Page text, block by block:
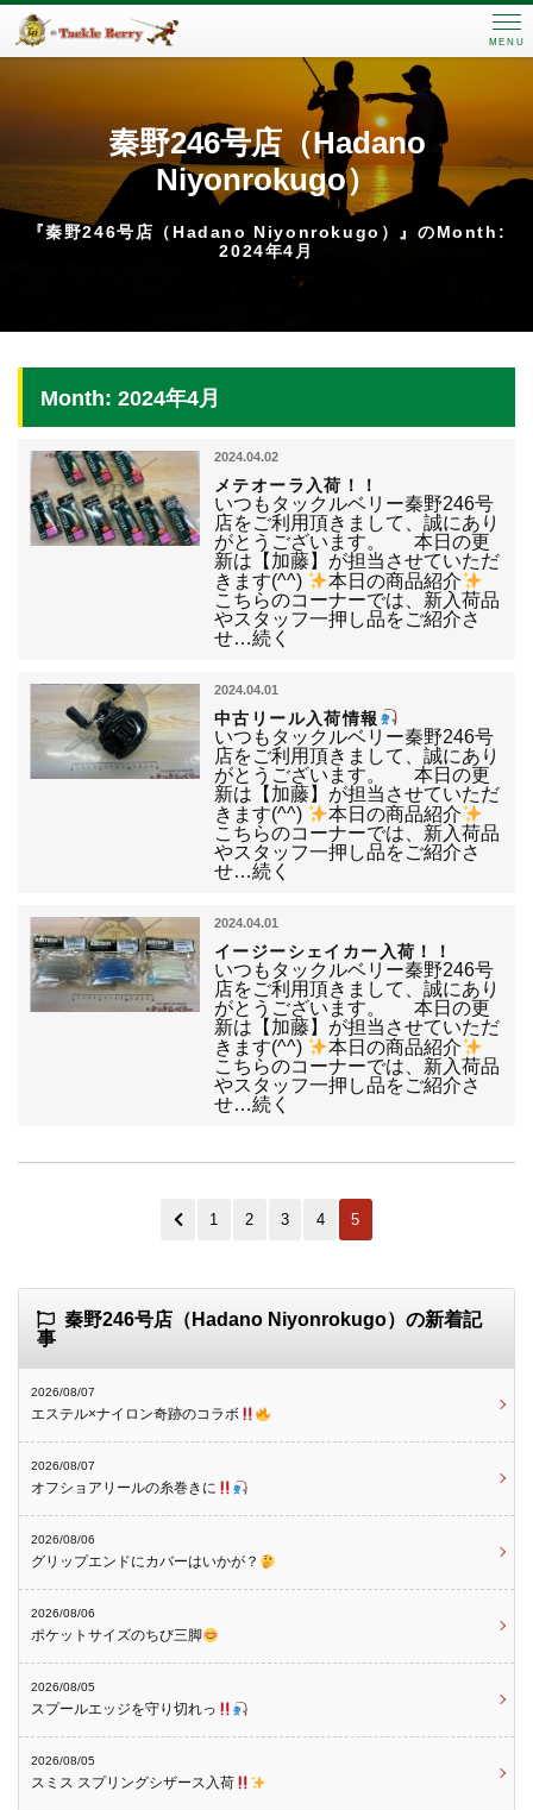
MENU
秦野246号店（Hadano
Niyonrokugo）
『秦野246号店（Hadano Niyonrokugo）』のMonth:
2024年4月
Month: 2024年4月
2024.04.02
メテオーラ入荷！！
いつもタックルベリー秦野246号
店をご利用頂きまして、誠にあり
がとうございます。 本日の更
新は【加藤】が担当させていただ
きます(^^)
本日の商品紹介
こちらのコーナーでは、新入荷品
やスタッフ一押し品をご紹介さ
せ…続く
2024.04.01
中古リール入荷情報
いつもタックルベリー秦野246号
店をご利用頂きまして、誠にあり
がとうございます。 本日の更
新は【加藤】が担当させていただ
きます(^^)
本日の商品紹介
こちらのコーナーでは、新入荷品
やスタッフ一押し品をご紹介さ
せ…続く
2024.04.01
イージーシェイカー入荷！！
いつもタックルベリー秦野246号
店をご利用頂きまして、誠にあり
がとうございます。 本日の更
新は【加藤】が担当させていただ
きます(^^)
本日の商品紹介
こちらのコーナーでは、新入荷品
やスタッフ一押し品をご紹介さ
せ…続く
1 2 3 4 5
秦野246号店（Hadano Niyonrokugo）の新着記
事
2026/08/07
エステル×ナイロン奇跡のコラボ
2026/08/07
オフショアリールの糸巻きに
2026/08/06
グリップエンドにカバーはいかが？
2026/08/06
ポケットサイズのちび三脚
2026/08/05
スプールエッジを守り切れっ
2026/08/05
スミス スプリングシザース入荷